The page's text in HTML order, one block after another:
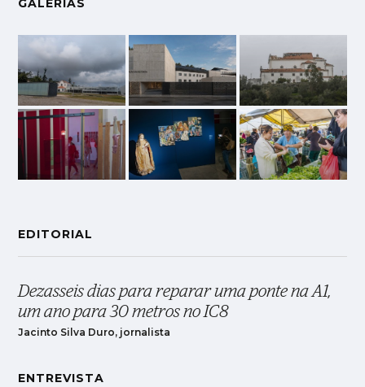
GALERIAS
EDITORIAL
Dezasseis dias para reparar uma ponte na A1,
um ano para 30 metros no IC8
Jacinto Silva Duro, jornalista
ENTREVISTA